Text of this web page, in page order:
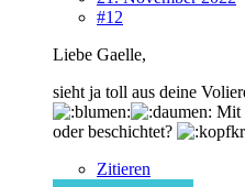
#12
Liebe Gaelle,
sieht ja toll aus deine
Mit
oder beschichtet?
Zitieren